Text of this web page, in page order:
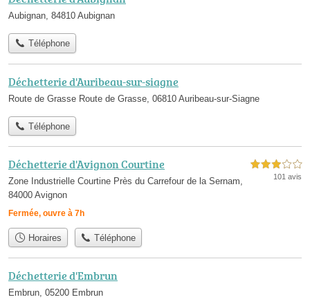
Aubignan, 84810 Aubignan
Téléphone
Déchetterie d'Auribeau-sur-siagne
Route de Grasse Route de Grasse, 06810 Auribeau-sur-Siagne
Téléphone
Déchetterie d'Avignon Courtine
Zone Industrielle Courtine Près du Carrefour de la Sernam,
84000 Avignon
Fermée, ouvre à 7h
3,0 étoiles sur 5
101 avis
Horaires Téléphone
Déchetterie d'Embrun
Embrun, 05200 Embrun